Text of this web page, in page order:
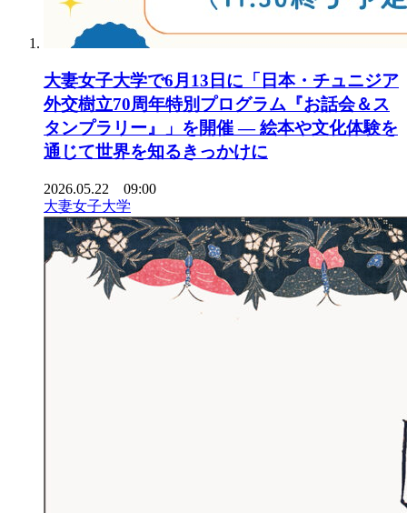
大妻女子大学で6月13日に「日本・チュニジア
外交樹立70周年特別プログラム『お話会＆ス
タンプラリー』」を開催 ― 絵本や文化体験を
通じて世界を知るきっかけに
2026.05.22 09:00
大妻女子大学